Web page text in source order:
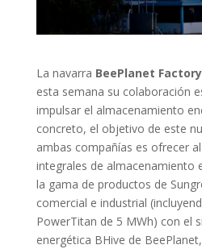
La navarra BeePlanet Factory
esta semana su colaboración
impulsar el almacenamiento
concreto, el objetivo de este
ambas compañías es ofrecer
integrales de almacenamiento
la gama de productos de
comercial e industrial
PowerTitan de 5 MWh) con el
energética BHive de